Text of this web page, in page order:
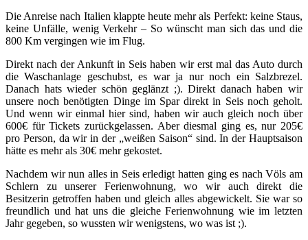
Die Anreise nach Italien klappte heute mehr als Perfekt: keine Staus,
keine Unfälle, wenig Verkehr – So wünscht man sich das und die
800 Km vergingen wie im Flug.
Direkt nach der Ankunft in Seis haben wir erst mal das Auto durch
die Waschanlage geschubst, es war ja nur noch ein Salzbrezel.
Danach hats wieder schön geglänzt ;). Direkt danach haben wir
unsere noch benötigten Dinge im Spar direkt in Seis noch geholt.
Und wenn wir einmal hier sind, haben wir auch gleich noch über
600€ für Tickets zurückgelassen. Aber diesmal ging es, nur 205€
pro Person, da wir in der „weißen Saison“ sind. In der Hauptsaison
hätte es mehr als 30€ mehr gekostet.
Nachdem wir nun alles in Seis erledigt hatten ging es nach Völs am
Schlern zu unserer Ferienwohnung, wo wir auch direkt die
Besitzerin getroffen haben und gleich alles abgewickelt. Sie war so
freundlich und hat uns die gleiche Ferienwohnung wie im letzten
Jahr gegeben, so wussten wir wenigstens, wo was ist ;).